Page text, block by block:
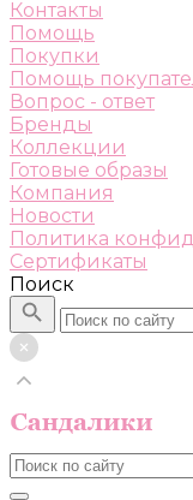
Контакты
Помощь
Покупки
Помощь
Вопрос - ответ
Бренды
Коллекции
Готовые образы
Компания
Новости
Политика
Сертификаты
Поиск